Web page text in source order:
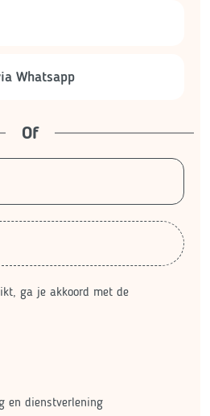
Whatsapp
Of
ga je akkoord met de
en dienstverlening